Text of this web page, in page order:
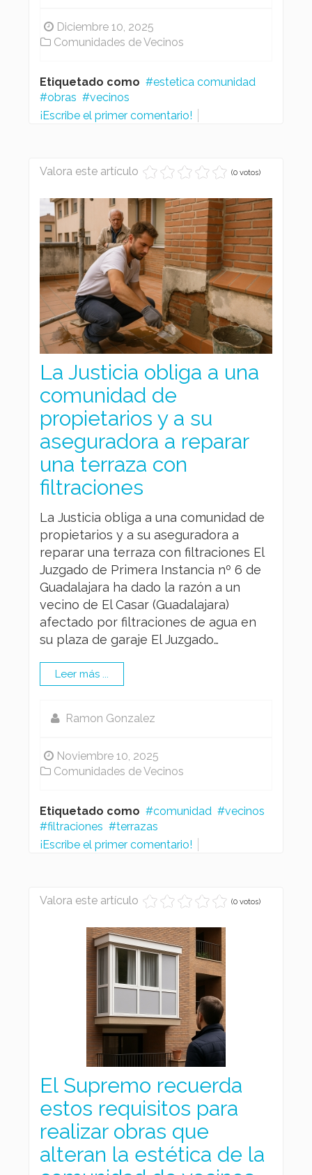
Diciembre 10, 2025
Comunidades de Vecinos
Etiquetado como
estetica comunidad
obras
vecinos
¡Escribe el primer comentario!
Valora este artículo (0 votos)
La Justicia obliga a una
comunidad de
propietarios y a su
aseguradora a reparar
una terraza con
filtraciones
La Justicia obliga a una comunidad de
propietarios y a su aseguradora a
reparar una terraza con filtraciones El
Juzgado de Primera Instancia nº 6 de
Guadalajara ha dado la razón a un
vecino de El Casar (Guadalajara)
afectado por filtraciones de agua en
su plaza de garaje El Juzgado…
Leer más ...
Ramon Gonzalez
Noviembre 10, 2025
Comunidades de Vecinos
Etiquetado como comunidad
vecinos
filtraciones
terrazas
¡Escribe el primer comentario!
Valora este artículo (0 votos)
El Supremo recuerda
estos requisitos para
realizar obras que
alteran la estética de la